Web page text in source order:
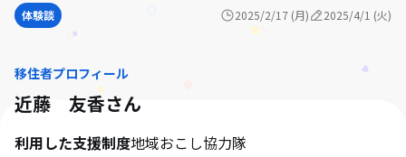
体験談 2025/2/17 (月) 2025/4/1 (火)
移住者プロフィール
近藤 友香さん
利用した支援制度地域おこし協力隊